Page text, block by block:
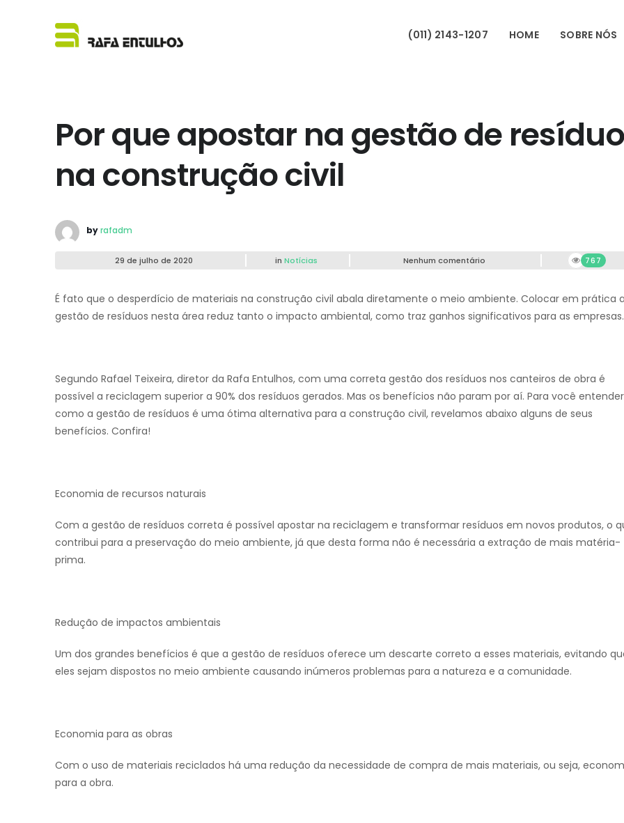
(011) 2143-1207 HOME SOBRE NÓS
Por que apostar na gestão de
na construção civil
byrafadm
29 de julho de 2020 in Notícias Nenhum comentário 767
É fato que o desperdício de materiais na construção civil abala diretamente o meio ambiente. Colocar em prática
gestão de resíduos nesta área reduz tanto o impacto ambiental, como traz ganhos significativos para as
Segundo Rafael Teixeira, diretor da Rafa Entulhos, com uma correta gestão dos resíduos nos canteiros de obra é
possível a reciclagem superior a 90% dos resíduos gerados. Mas os benefícios não param por aí. Para você entender
como a gestão de resíduos é uma ótima alternativa para a construção civil, revelamos abaixo alguns de seus
benefícios. Confira!
Economia de recursos naturais
Com a gestão de resíduos correta é possível apostar na reciclagem e transformar resíduos em novos produtos, o
contribui para a preservação do meio ambiente, já que desta forma não é necessária a extração de mais matéria-
prima.
Redução de impactos ambientais
Um dos grandes benefícios é que a gestão de resíduos oferece um descarte correto a esses materiais, evitando
eles sejam dispostos no meio ambiente causando inúmeros problemas para a natureza e a comunidade.
Economia para as obras
Com o uso de materiais reciclados há uma redução da necessidade de compra de mais materiais, ou seja,
para a obra.